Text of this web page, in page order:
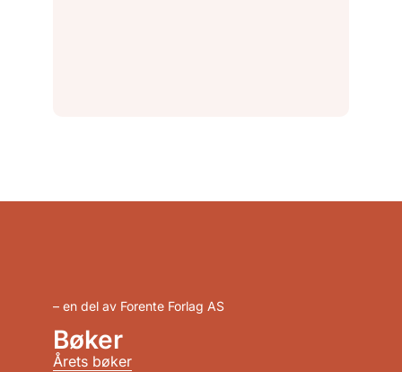
– en del av Forente Forlag AS
Bøker
Årets bøker